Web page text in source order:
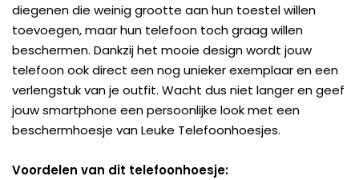
diegenen die weinig grootte aan hun toestel willen
toevoegen, maar hun telefoon toch graag willen
beschermen. Dankzij het mooie design wordt jouw
telefoon ook direct een nog unieker exemplaar en een
verlengstuk van je outfit. Wacht dus niet langer en geef
jouw smartphone een persoonlijke look met een
beschermhoesje van Leuke Telefoonhoesjes.
Voordelen van dit telefoonhoesje: